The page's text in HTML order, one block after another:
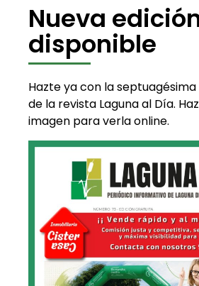
Nueva
disponible
Hazte ya con la
de la revista Laguna al Día.
imagen para verla online.